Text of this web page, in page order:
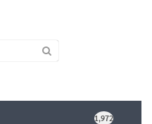
1,972